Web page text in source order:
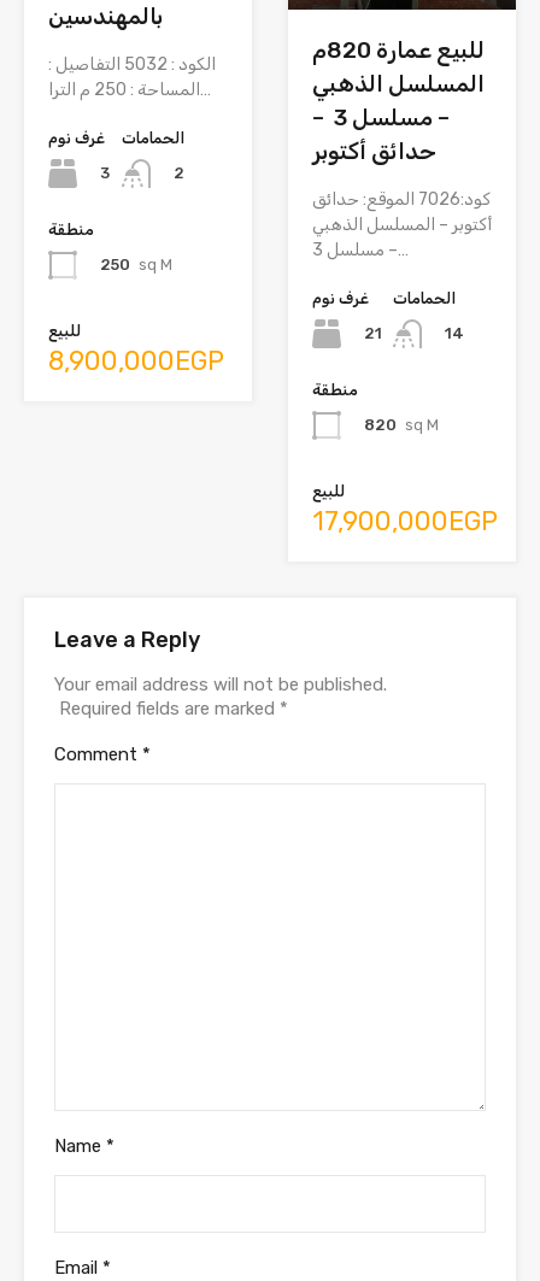
بالمهندسين
الكود : 5032 التفاصيل :
المساحة : 250 م الترا…
غرف نوم
3
الحمامات
2
منطقة
250 sq M
للبيع
8,900,000EGP
للبيع عمارة 820م
المسلسل الذهبي
– مسلسل 3 –
حدائق أكتوبر
كود:7026 الموقع: حدائق
أكتوبر – المسلسل الذهبي
– مسلسل 3…
غرف نوم
21
الحمامات
14
منطقة
820 sq M
للبيع
17,900,000EGP
Leave a Reply
Your email address will not be published.
Required fields are marked *
Comment *
Name *
Email *